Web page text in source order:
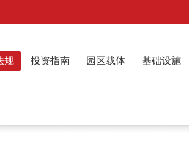
规 投资指南 园区载体 基础设施